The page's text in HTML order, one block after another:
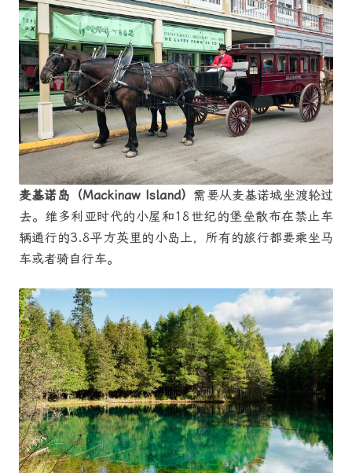
麦基诺岛（Mackinaw Island） 需要从麦基诺城坐渡轮过
去。维多利亚时代的小屋和18世纪的堡垒散布在禁止车
辆通行的3.8平方英里的小岛上，所有的旅行都要乘坐马
车或者骑自行车。